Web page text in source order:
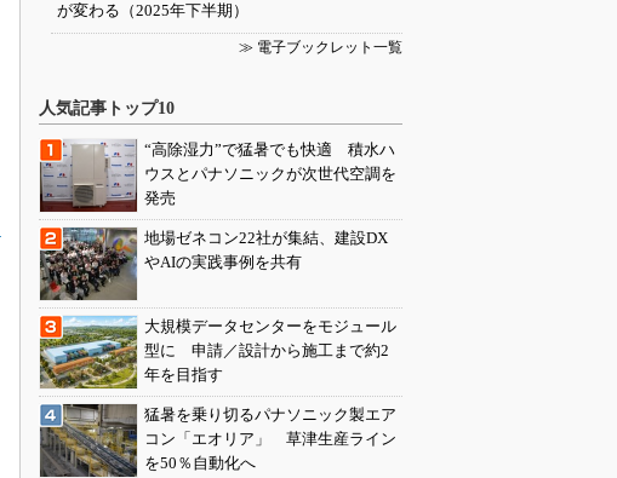
が変わる（2025年下半期）
≫ 電子ブックレット一覧
人気記事トップ10
“高除湿力”で猛暑でも快適 積水ハ
ウスとパナソニックが次世代空調を
発売
地場ゼネコン22社が集結、建設DX
やAIの実践事例を共有
大規模データセンターをモジュール
型に 申請／設計から施工まで約2
年を目指す
猛暑を乗り切るパナソニック製エア
コン「エオリア」 草津生産ライン
を50％自動化へ